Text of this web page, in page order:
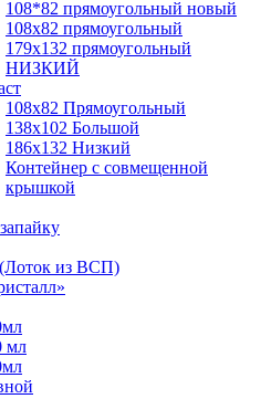
108*82 прямоугольный новый
108х82 прямоугольный
179х132 прямоугольный
НИЗКИЙ
108х82 Прямоугольный
138х102 Большой
186х132 Низкий
Контейнер с совмещенной
крышкой
из ВСП)
мл